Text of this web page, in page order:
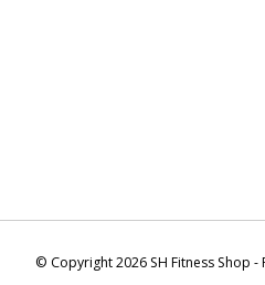
© Copyright 2026 SH Fitness Shop -